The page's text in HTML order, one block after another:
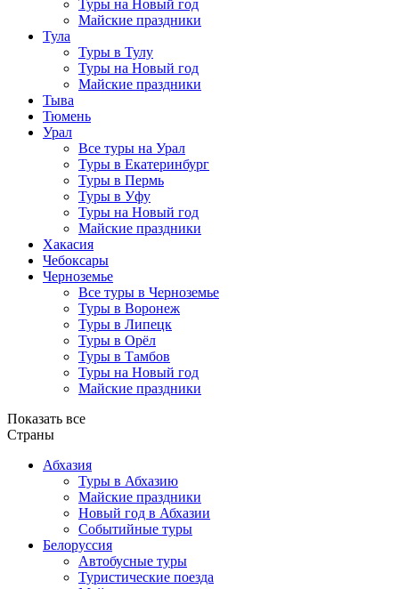
Туры на Новый год
Майские праздники
Тула
Туры в Тулу
Туры на Новый год
Майские праздники
Тыва
Тюмень
Урал
Все туры на Урал
Туры в Екатеринбург
Туры в Пермь
Туры в Уфу
Туры на Новый год
Майские праздники
Хакасия
Чебоксары
Черноземье
Все туры в Черноземье
Туры в Воронеж
Туры в Липецк
Туры в Орёл
Туры в Тамбов
Туры на Новый год
Майские праздники
Показать все
Страны
Абхазия
Туры в Абхазию
Майские праздники
Новый год в Абхазии
Событийные туры
Белоруссия
Автобусные туры
Туристические поезда